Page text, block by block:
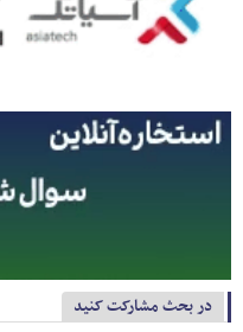
در بحث مشارکت کنید